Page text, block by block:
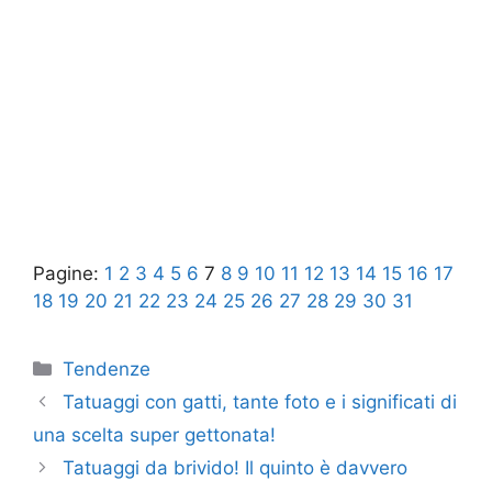
Pagine: 1 2 3 4 5 6 7 8 9 10 11 12 13 14 15 16 17
18 19 20 21 22 23 24 25 26 27 28 29 30 31
Categorie
Tendenze
Tatuaggi con gatti, tante foto e i significati di
una scelta super gettonata!
Tatuaggi da brivido! Il quinto è davvero